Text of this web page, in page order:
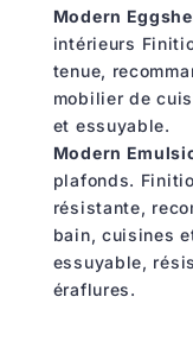
Modern
intérieurs
tenue,
mobilier de
et essuyable.
Modern
plafonds.
résistante,
bain, cuisines
essuyable,
éraflures.